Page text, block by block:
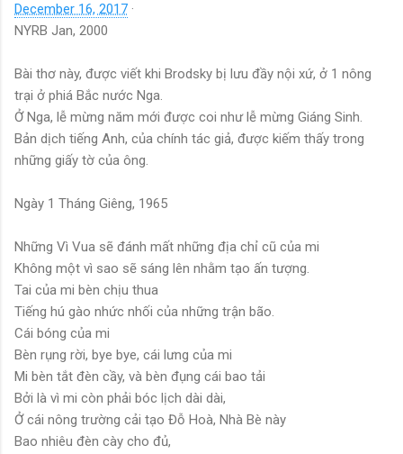
December 16, 2017 ·
NYRB Jan, 2000
Bài thơ này, được viết khi Brodsky bị lưu đầy nội xứ, ở 1 nông
trại ở phiá Bắc nước Nga.
Ở Nga, lễ mừng năm mới được coi như lễ mừng Giáng Sinh.
Bản dịch tiếng Anh, của chính tác giả, được kiếm thấy trong
những giấy tờ của ông.
Ngày 1 Tháng Giêng, 1965
Những Vì Vua sẽ đánh mất những địa chỉ cũ của mi
Không một vì sao sẽ sáng lên nhằm tạo ấn tượng.
Tai của mi bèn chịu thua
Tiếng hú gào nhức nhối của những trận bão.
Cái bóng của mi
Bèn rụng rời, bye bye, cái lưng của mi
Mi bèn tắt đèn cầy, và bèn đụng cái bao tải
Bởi là vì mi còn phải bóc lịch dài dài,
Ở cái nông trường cải tạo Đỗ Hoà, Nhà Bè này
Bao nhiêu đèn cày cho đủ,